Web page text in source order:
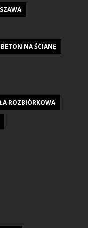
BETON NA ŚCIANĘ
ROZBIÓRKOWA